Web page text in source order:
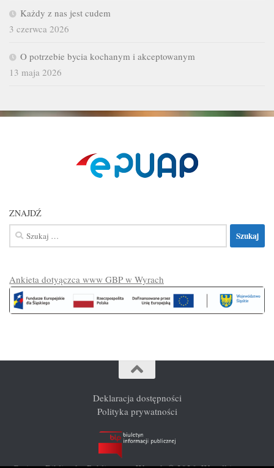
Każdy z nas jest cudem
3 czerwca 2026
O potrzebie bycia kochanym i akceptowanym
13 maja 2026
ZNAJDŹ
Szukaj:
Ankieta dotyączca www GBP w Wyrach
Deklaracja dostępności
Polityka prywatności